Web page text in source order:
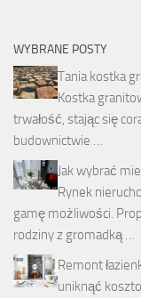
WYBRANE POSTY
Tania kostka
Kostka
trwałość, stając się
budownictwie …
Jak wybrać
Rynek
gamę możliwości.
rodziny z gromadką …
Remont
uniknąć